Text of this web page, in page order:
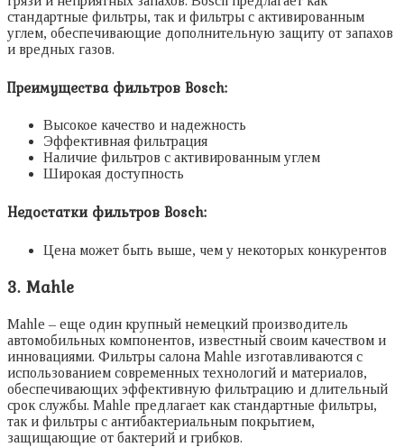
стандартные фильтры, так и фильтры с активированным
углем, обеспечивающие дополнительную защиту от запахов
и вредных газов.
Преимущества фильтров Bosch:
Высокое качество и надежность
Эффективная фильтрация
Наличие фильтров с активированным углем
Широкая доступность
Недостатки фильтров Bosch:
Цена может быть выше, чем у некоторых конкурентов
3. Mahle
Mahle – еще один крупный немецкий производитель
автомобильных компонентов, известный своим качеством и
инновациями. Фильтры салона Mahle изготавливаются с
использованием современных технологий и материалов,
обеспечивающих эффективную фильтрацию и длительный
срок службы. Mahle предлагает как стандартные фильтры,
так и фильтры с антибактериальным покрытием,
защищающие от бактерий и грибков.